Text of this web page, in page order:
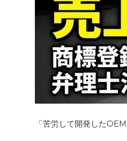
「苦労して開発した